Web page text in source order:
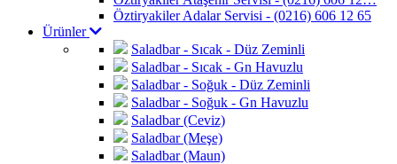
Öztiryakiler Adalar Servisi - (0216) 606 12 65
Ürünler
Saladbar - Sıcak - Düz Zeminli
Saladbar - Sıcak - Gn Havuzlu
Saladbar - Soğuk - Düz Zeminli
Saladbar - Soğuk - Gn Havuzlu
Saladbar (Ceviz)
Saladbar (Meşe)
Saladbar (Maun)